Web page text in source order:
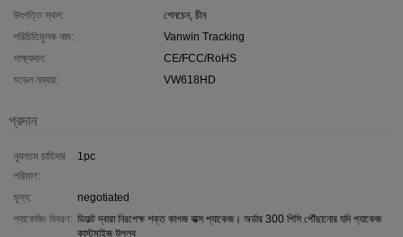
উৎপত্তি স্থল:
শেনচেন, চীন
পরিচিতিমুলক নাম:
Vanwin Tracking
সাক্ষ্যদান:
CE/FCC/RoHS
মডেল নম্বার:
VW618HD
প্রদান
ন্যূনতম চাহিদার
পরিমাণ:
1pc
মূল্য:
negotiated
প্যাকেজিং বিবরণ: ডিফল্ট দ্বারা নিরপেক্ষ শক্ত কাগজ বাক্স প্যাকেজ। অর্ডার 300 পিসি পৌঁছানোর যদি প্যাকেজ
কাস্টমাইজ উপলব